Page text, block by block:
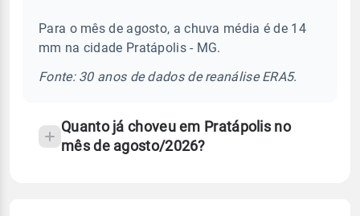
sobre
chuva
Para o mês de agosto, a chuva média é de 14
mm na cidade Pratápolis - MG.
Fonte: 30 anos de dados de reanálise ERA5.
Quanto já choveu em Pratápolis no
mês de agosto/2026?